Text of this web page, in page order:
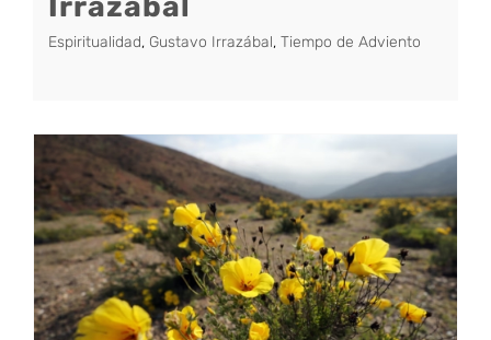
Espiritualidad, Gustavo Irrazábal, Tiempo de Adviento